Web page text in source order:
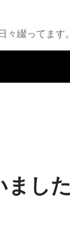
綴ってます。
した